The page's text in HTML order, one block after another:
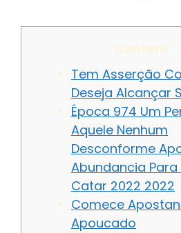
Content
Tem Asserção
Deseja Alcançar
Época 974 Um
Aquele Nenhum
Desconforme
Abundancia
Catar 2022 2022
Comece
Apoucado